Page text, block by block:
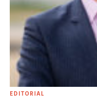
EDITORIAL